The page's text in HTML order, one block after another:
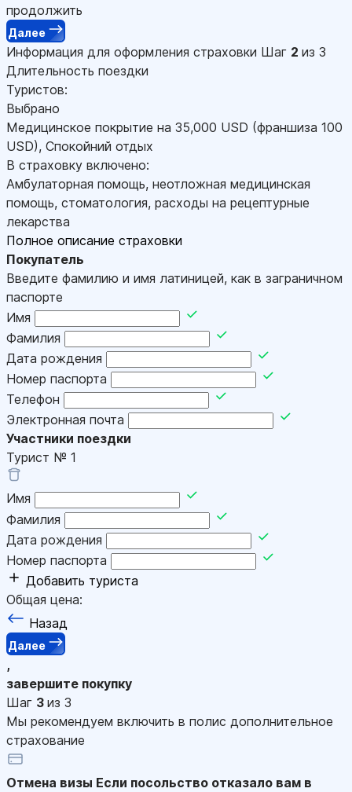
продолжить
Далее
Информация для оформления страховки Шаг 2 из 3
Длительность поездки
Туристов:
Выбрано
Медицинское покрытие на 35,000 USD (франшиза 100
USD), Спокойний отдых
В страховку включено:
Амбулаторная помощь, неотложная медицинская
помощь, стоматология, расходы на рецептурные
лекарства
Полное описание страховки
Покупатель
Введите фамилию и имя латиницей, как в заграничном
паспорте
Имя
Фамилия
Дата рождения
Номер паспорта
Телефон
Электронная почта
Участники поездки
Турист № 1
Имя
Фамилия
Дата рождения
Номер паспорта
Добавить туриста
Общая цена:
Назад
Далее
,
завершите покупку
Шаг 3 из 3
Мы рекомендуем включить в полис дополнительное
страхование
Отмена визы Если посольство отказало вам в